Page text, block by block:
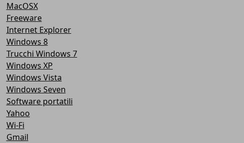
MacOSX
Freeware
Internet Explorer
Windows 8
Trucchi Windows 7
Windows XP
Windows Vista
Windows Seven
Software portatili
Yahoo
Wi-Fi
Gmail